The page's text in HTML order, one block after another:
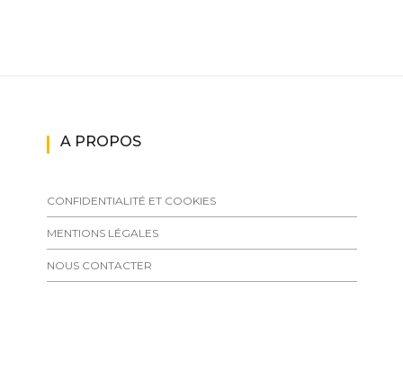
A PROPOS
CONFIDENTIALITÉ ET COOKIES
MENTIONS LÉGALES
NOUS CONTACTER